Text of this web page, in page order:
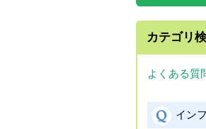
カテゴリ
よくある質
イン